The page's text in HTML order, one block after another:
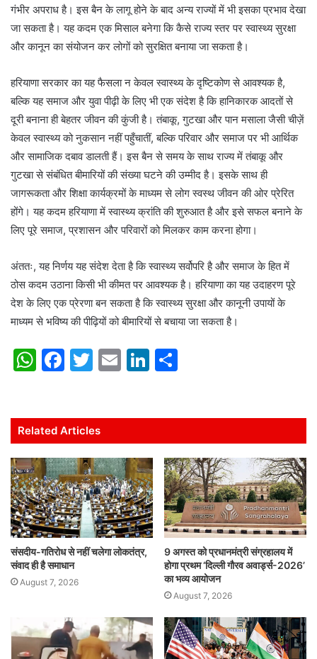
गंभीर अपराध है। इस बैन के लागू होने के बाद अन्य राज्यों में भी इसका प्रभाव देखा
जा सकता है। यह कदम एक मिसाल बनेगा कि कैसे राज्य स्तर पर स्वास्थ्य सुरक्षा
और कानून का संयोजन कर लोगों को सुरक्षित बनाया जा सकता है।
हरियाणा सरकार का यह फैसला न केवल स्वास्थ्य के दृष्टिकोण से आवश्यक है,
बल्कि यह समाज और युवा पीढ़ी के लिए भी एक संदेश है कि हानिकारक आदतों से
दूरी बनाना ही बेहतर जीवन की कुंजी है। तंबाकू, गुटखा और पान मसाला जैसी चीज़ें
केवल स्वास्थ्य को नुकसान नहीं पहुँचातीं, बल्कि परिवार और समाज पर भी आर्थिक
और सामाजिक दबाव डालती हैं। इस बैन से समय के साथ राज्य में तंबाकू और
गुटखा से संबंधित बीमारियों की संख्या घटने की उम्मीद है। इसके साथ ही
जागरूकता और शिक्षा कार्यक्रमों के माध्यम से लोग स्वस्थ जीवन की ओर प्रेरित
होंगे। यह कदम हरियाणा में स्वास्थ्य क्रांति की शुरुआत है और इसे सफल बनाने के
लिए पूरे समाज, प्रशासन और परिवारों को मिलकर काम करना होगा।
अंततः, यह निर्णय यह संदेश देता है कि स्वास्थ्य सर्वोपरि है और समाज के हित में
ठोस कदम उठाना किसी भी कीमत पर आवश्यक है। हरियाणा का यह उदाहरण पूरे
देश के लिए एक प्रेरणा बन सकता है कि स्वास्थ्य सुरक्षा और कानूनी उपायों के
माध्यम से भविष्य की पीढ़ियों को बीमारियों से बचाया जा सकता है।
W
s
A
p
p
F
e
b
o
o
k
T
er
E
l
Li
e
dI
n
e
Related Articles
संसदीय-गतिरोध से नहीं चलेगा लोकतंत्र,
संवाद ही है समाधान
August 7, 2026
9 अगस्त को प्रधानमंत्री संग्रहालय में
होगा प्रथम ‘दिल्ली गौरव अवार्ड्स-2026’
का भव्य आयोजन
August 7, 2026